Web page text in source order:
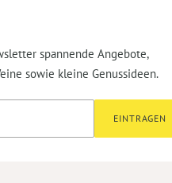
spannende Angebote,
sowie kleine Genussideen.
EINTRAGEN